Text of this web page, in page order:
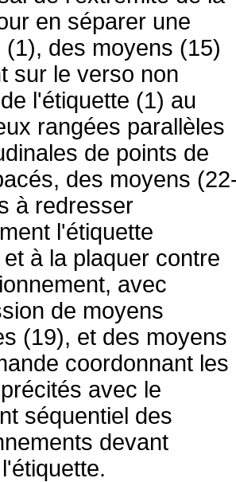
en séparer une
(1), des moyens (15)
sur le verso non
l'étiquette (1) au
rangées parallèles
de points de
des moyens
à redresser
l'étiquette
à la plaquer contre
avec
de moyens
(19), et des moyens
coordonnant les
avec le
séquentiel des
devant